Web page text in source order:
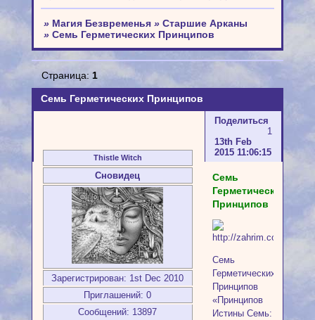
» Магия Безвременья » Старшие Арканы
» Семь Герметических Принципов
Семь Герметических Принципов
Страница: 1
Поделиться
1
13th Feb
2015 11:06:15
Thistle Witch
Сновидец
Зарегистрирован: 1st Dec 2010
Приглашений: 0
Сообщений: 13897
Семь
Герметических
Принципов
Семь
Герметических
Принципов
«Принципов
Истины Семь: